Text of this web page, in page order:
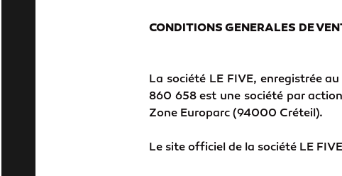
CONDITIONS GENERALES DE
La société LE FIVE, enregistrée
860 658 est une société par
Zone Europarc (94000 Créteil).
Le site officiel de la société LE